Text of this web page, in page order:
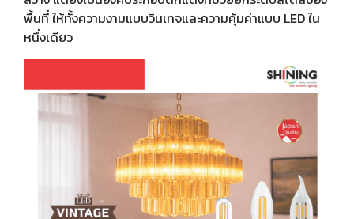
พื้นที่ ให้ทั้งความงามแบบวินเทจและความคุ้มค่าแบบ LED ใน
หนึ่งเดียว